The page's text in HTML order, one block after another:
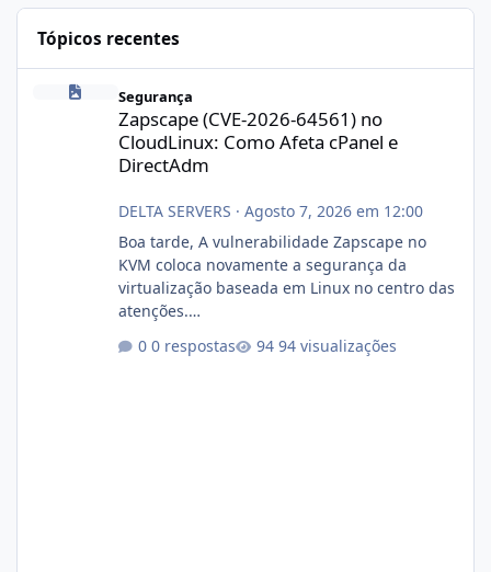
Tópicos recentes
Zapscape (CVE-2026-64561) no CloudLinux: Como Afeta cPanel
Segurança
Zapscape (CVE-2026-64561) no
CloudLinux: Como Afeta cPanel e
DirectAdm
DELTA SERVERS · Agosto 7, 2026 em 12:00
Boa tarde, A vulnerabilidade Zapscape no
KVM coloca novamente a segurança da
virtualização baseada em Linux no centro das
atenções.
xjx23zz5f Criamos uma breve explicação:
0 respostas 94 visualizações